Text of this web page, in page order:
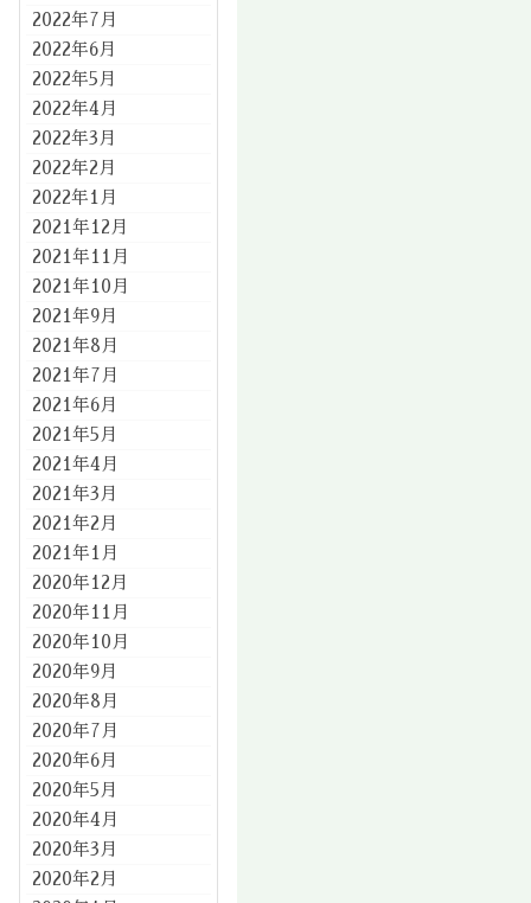
2022年7月
2022年6月
2022年5月
2022年4月
2022年3月
2022年2月
2022年1月
2021年12月
2021年11月
2021年10月
2021年9月
2021年8月
2021年7月
2021年6月
2021年5月
2021年4月
2021年3月
2021年2月
2021年1月
2020年12月
2020年11月
2020年10月
2020年9月
2020年8月
2020年7月
2020年6月
2020年5月
2020年4月
2020年3月
2020年2月